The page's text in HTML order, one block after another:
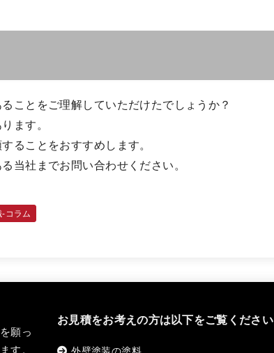
ことをご理解していただけたでしょうか？
ます。
ることをおすすめします。
当社までお問い合わせください。
コラム
願っ
す。
お見積をお考えの方は以下をご覧ください